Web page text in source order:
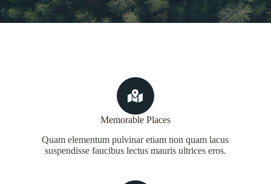
Memorable Places
Quam elementum pulvinar etiam non quam lacus
suspendisse faucibus lectus mauris ultrices eros.